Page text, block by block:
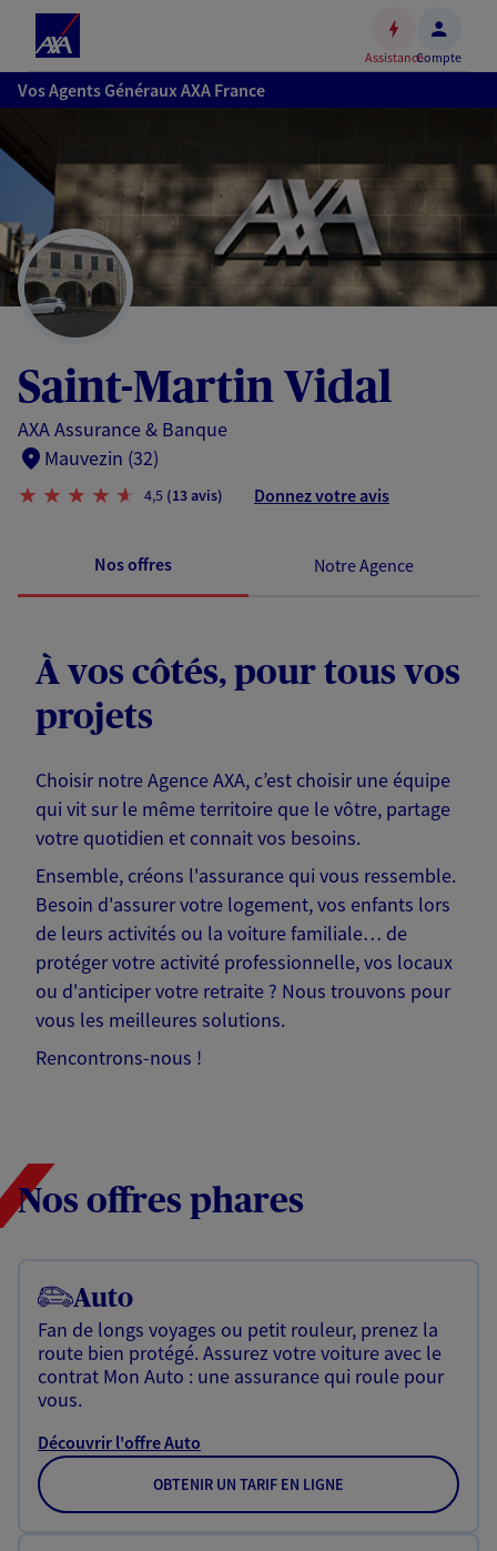
Accéder
au
Accéder
au
pied
de
page
AssistanceCompte
Vos Agents Généraux AXA France
Saint-Martin Vidal
AXA Assurance & Banque
Mauvezin (32)
4,5 (13 avis) Donnez votre avis
Nos offres Notre Agence
À vos côtés, pour tous vos
projets
Choisir notre Agence AXA, c’est choisir une équipe
qui vit sur le même territoire que le vôtre, partage
votre quotidien et connait vos besoins.
Ensemble, créons l'assurance qui vous ressemble.
Besoin d'assurer votre logement, vos enfants lors
de leurs activités ou la voiture familiale… de
protéger votre activité professionnelle, vos locaux
ou d'anticiper votre retraite ? Nous trouvons pour
vous les meilleures solutions.
Rencontrons-nous !
Nos offres phares
Auto
Fan de longs voyages ou petit rouleur, prenez la
route bien protégé. Assurez votre voiture avec le
contrat Mon Auto : une assurance qui roule pour
vous.
Découvrir l'offre Auto
OBTENIR UN TARIF EN LIGNE